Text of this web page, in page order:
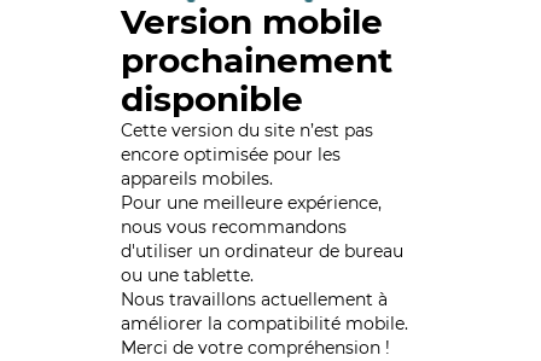
Version mobile
prochainement
disponible
Cette version du site n’est pas
encore optimisée pour les
appareils mobiles.
Pour une meilleure expérience,
nous vous recommandons
d'utiliser un ordinateur de bureau
ou une tablette.
Nous travaillons actuellement à
améliorer la compatibilité mobile.
Merci de votre compréhension !